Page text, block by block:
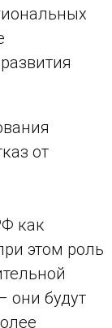
от
как
этом роль
они будут